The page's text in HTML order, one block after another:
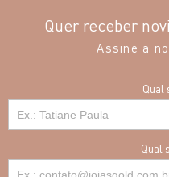
Quer receber
Assine a
Qual
Qual